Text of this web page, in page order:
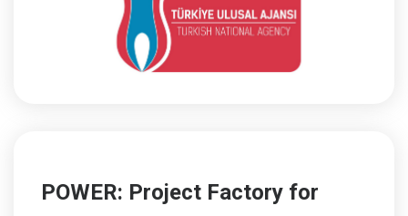
POWER: Project Factory for